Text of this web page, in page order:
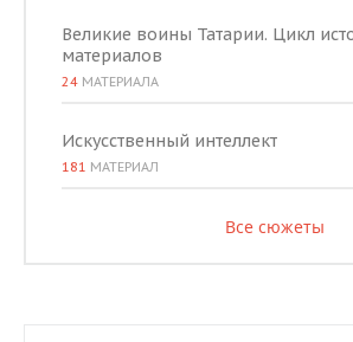
Великие воины Татарии. Цикл
материалов
24 МАТЕРИАЛА
Искусственный интеллект
181 МАТЕРИАЛ
Все сюжеты